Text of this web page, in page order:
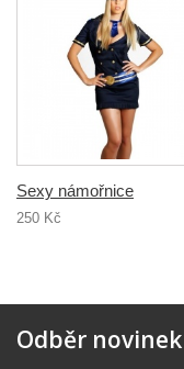
Sexy námořnice
250 Kč
Odběr novinek